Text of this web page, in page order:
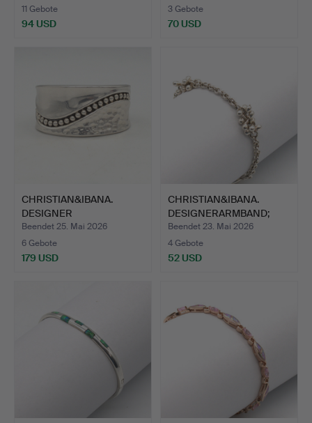
11 Gebote
94 USD
3 Gebote
70 USD
CHRISTIAN&IBANA.
DESIGNER
MANSCHETTEN ARMR…
Beendet 25. Mai 2026
6 Gebote
179 USD
CHRISTIAN&IBANA.
DESIGNERARMBAND;
HANDARBE…
Beendet 23. Mai 2026
4 Gebote
52 USD